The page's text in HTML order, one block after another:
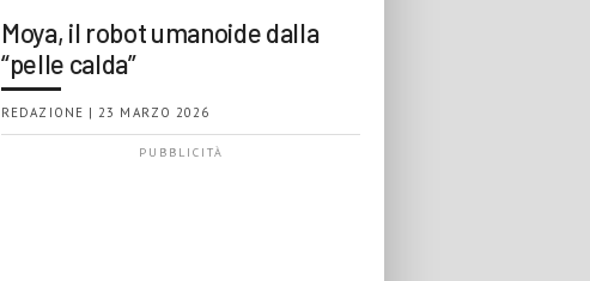
Moya, il robot umanoide dalla
“pelle calda”
REDAZIONE | 23 MARZO 2026